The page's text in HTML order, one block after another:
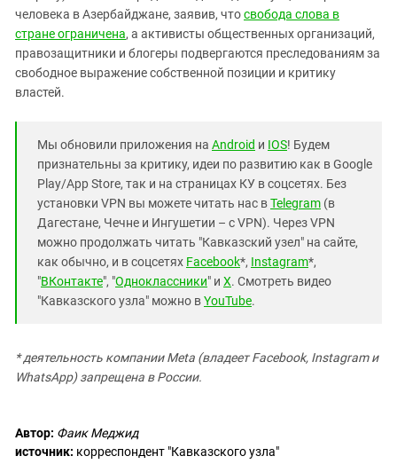
человека в Азербайджане, заявив, чтосвобода слова в
стране ограничена, а активисты общественных организаций,
правозащитники и блогеры подвергаются преследованиям за
свободное выражение собственной позиции и критику
властей.
Мы обновили приложения на Android и IOS! Будем
признательны за критику, идеи по развитию как в Google
Play/App Store, так и на страницах КУ в соцсетях. Без
установки VPN вы можете читать нас вTelegram (в
Дагестане, Чечне и Ингушетии – с VPN). Через VPN
можно продолжать читать "Кавказский узел" на сайте,
как обычно, и в соцсетях Facebook*, Instagram*,
"ВКонтакте", "Одноклассники" и X. Смотреть видео
"Кавказского узла" можно вYouTube.
* деятельность компании Meta (владеет Facebook, Instagram и
WhatsApp) запрещена в России.
Автор: Фаик Меджид
источник: корреспондент "Кавказского узла"